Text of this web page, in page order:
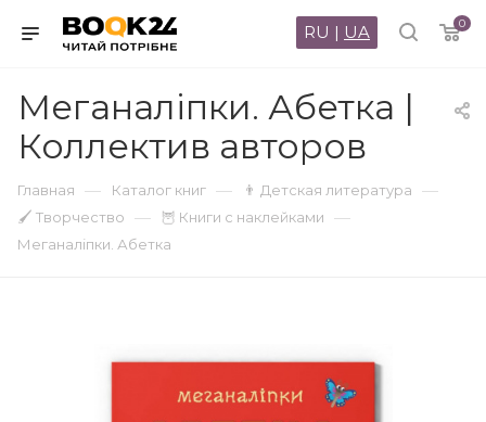
0
RU | UA
Меганаліпки. Абетка |
Коллектив авторов
Главная — Каталог книг — 👨 Детская литература —
🖌 Творчество — 🦉 Книги с наклейками —
Меганаліпки. Абетка